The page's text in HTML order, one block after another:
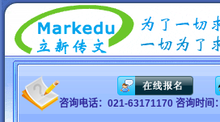
咨询电话：021-63171170 咨询时间